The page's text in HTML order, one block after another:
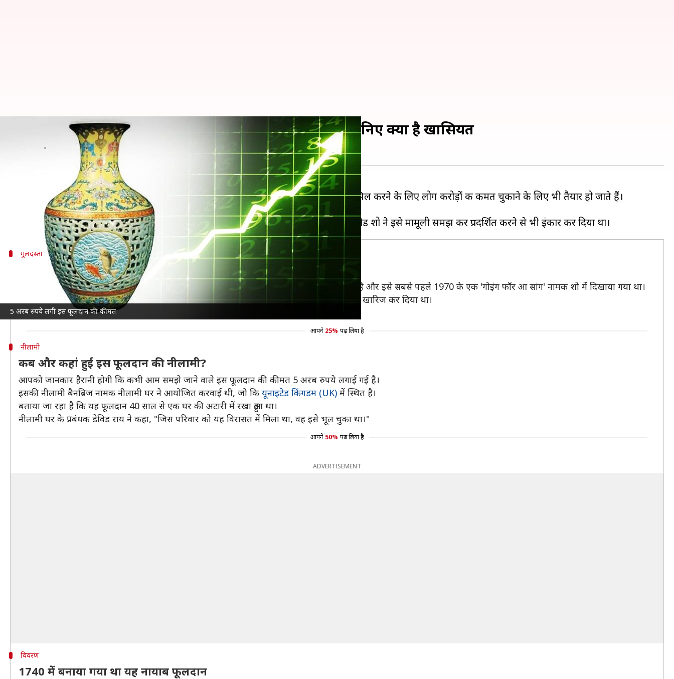
5 अरब रुपये लगी इस फूलदान की कीमत
प्राचीन समय का खूबसूरत फूलदान हुआ अरबों रुपये में नीलाम, जानिए क्या है खासियत
Jan 21, 2025 11:52 am
पुराने समय की वस्तुएं आज भी घरों की शोभा बढ़ाती है। चाहे वह कोई पेंटिंग हो या फूलदान, इन्हें हासिल करने के लिए लोग करोड़ों की कीमत चुकाने के लिए भी तैयार हो जाते हैं।
इसी कड़ी में अब एक प्राचीन फूलदान की नीलामी की गई है।
गुलदस्ता
क्विंग राजवंश का बताया जा रहा है यह फूलदान
यह फूलदान 16 इंच का है और चीनी मिट्टी का बना हुआ है। यह क्विंग राजवंश के समय का बताया जा रहा है और इसे सबसे पहले 1970 के एक 'गोइंग फॉर आ सांग' नामक शो में दिखाया गया था।
उस समय एक प्राचीन वस्तु विशेषज्ञ ने इसे केवल मामूली मूल्यांकन के साथ एक चतुर रिप्रोडक्शन के रूप में खारिज कर दिया था।
हालांकि, उस समय किसी ने यह नहीं सोचा होगा कि सालों बाद यह फूलदान सुर्खियां बटोरेगा।
आपने 25% पढ़ लिया है
नीलामी
कब और कहां हुई इस फूलदान की नीलामी?
आपको जानकार हैरानी होगी कि कभी आम समझे जाने वाले इस फूलदान की कीमत 5 अरब रुपये लगाई गई है।
इसकी नीलामी बैनब्रिज नामक नीलामी घर ने आयोजित करवाई थी, जो कि यूनाइटेड किंगडम (UK) में स्थित है।
बताया जा रहा है कि यह फूलदान 40 साल से एक घर की अटारी में रखा हुआ था।
नीलामी घर के प्रबंधक डेविड राय ने कहा, "जिस परिवार को यह विरासत में मिला था, वह इसे भूल चुका था।"
आपने 50% पढ़ लिया है
ADVERTISEMENT
विवरण
1740 में बनाया गया था यह नायाब फूलदान